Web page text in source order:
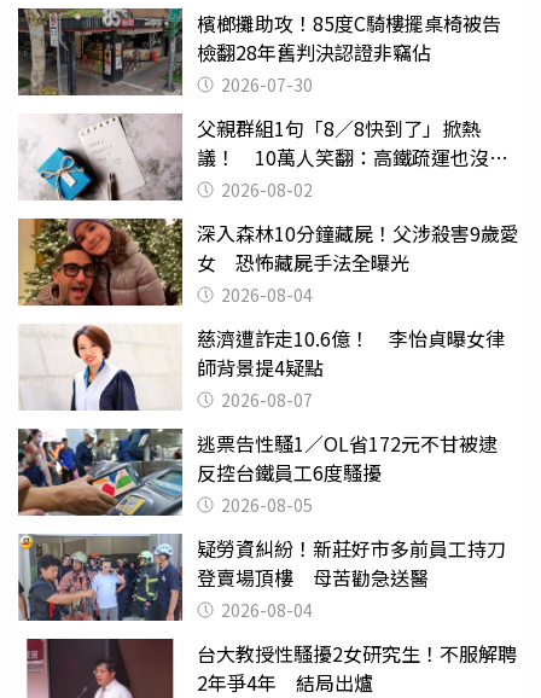
檳榔攤助攻！85度C騎樓擺桌椅被告
檢翻28年舊判決認證非竊佔
2026-07-30
父親群組1句「8／8快到了」掀熱
議！ 10萬人笑翻：高鐵疏運也沒列
父親節
2026-08-02
深入森林10分鐘藏屍！父涉殺害9歲愛
女 恐怖藏屍手法全曝光
2026-08-04
慈濟遭詐走10.6億！ 李怡貞曝女律
師背景提4疑點
2026-08-07
逃票告性騷1／OL省172元不甘被逮
反控台鐵員工6度騷擾
2026-08-05
疑勞資糾紛！新莊好市多前員工持刀
登賣場頂樓 母苦勸急送醫
2026-08-04
台大教授性騷擾2女研究生！不服解聘
2年爭4年 結局出爐